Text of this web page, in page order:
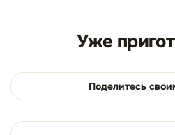
Уже
Поделитесь